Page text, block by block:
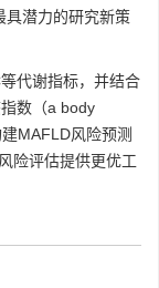
具潜力的研究新策
代谢指标，并结合
数（a body
MAFLD风险预测
险评估提供更优工